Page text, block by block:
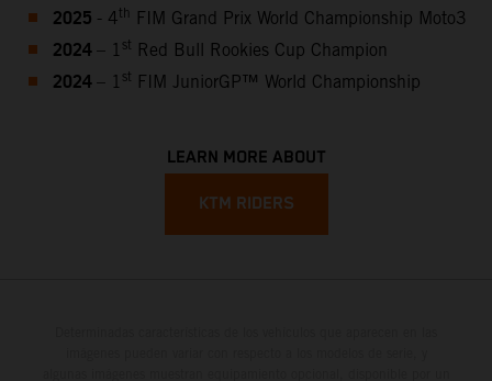
2025 - 4th FIM Grand Prix World Championship Moto3
2024 – 1 st Red Bull Rookies Cup Champion
2024 – 1 st FIM JuniorGP™ World Championship
LEARN MORE ABOUT
KTM RIDERS